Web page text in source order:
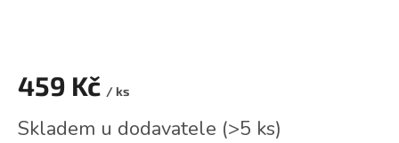
459 Kč / ks
cena:
Skladem u dodavatele (>5 ks)